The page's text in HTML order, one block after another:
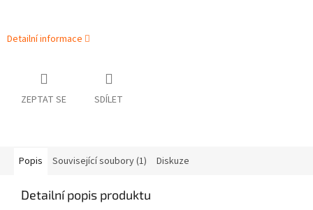
Detailní informace
ZEPTAT SE SDÍLET
Popis Související soubory (1) Diskuze
Detailní popis produktu